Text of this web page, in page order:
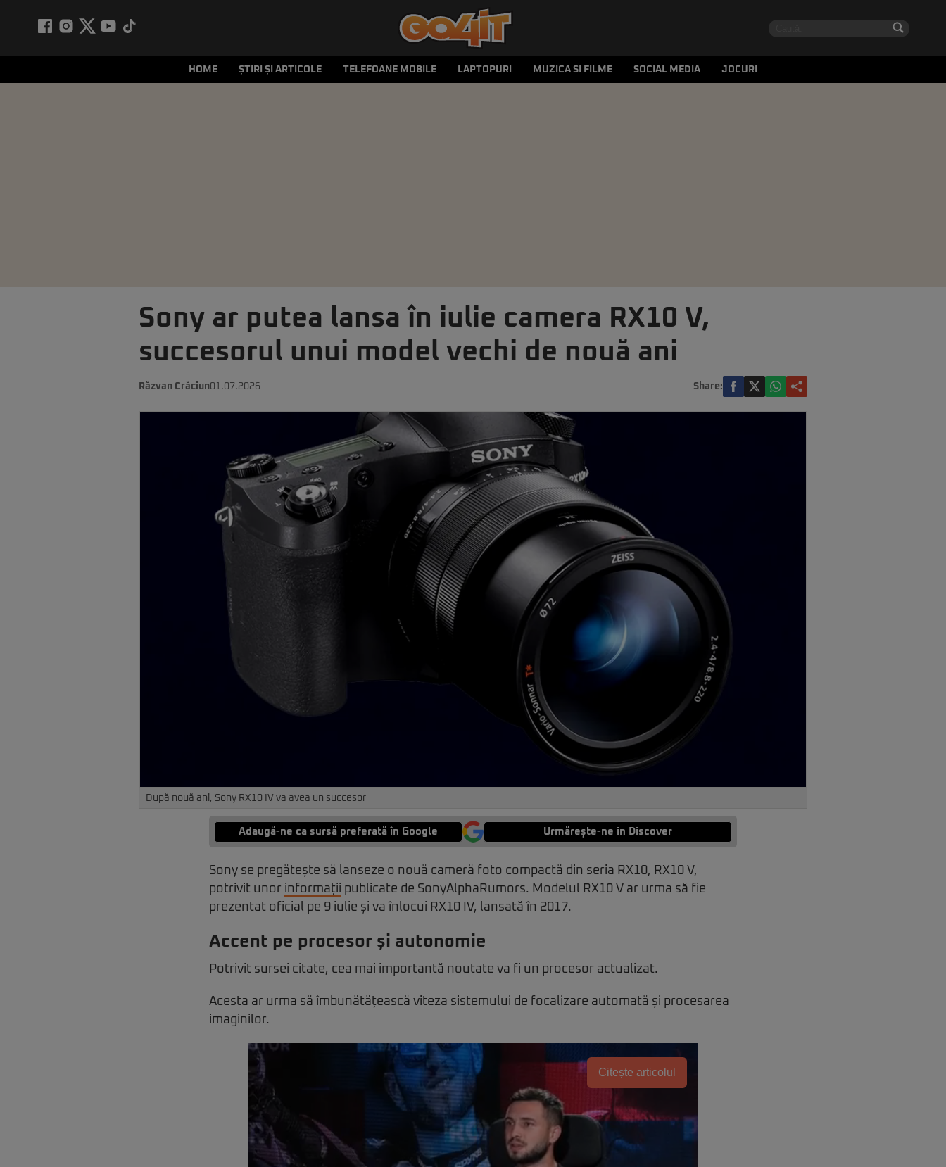
HOME ȘTIRI ȘI ARTICOLE TELEFOANE MOBILE LAPTOPURI MUZICA SI FILME SOCIAL MEDIA JOCURI
Sony ar putea lansa în iulie camera RX10 V,
succesorul unui model vechi de nouă ani
Răzvan Crăciun01.07.2026 Share:
După nouă ani, Sony RX10 IV va avea un succesor
Adaugă-ne ca sursă preferată în Google Urmărește-ne in Discover
Sony se pregătește să lanseze o nouă cameră foto compactă din seria RX10, RX10 V,
potrivit unor informații publicate de SonyAlphaRumors. Modelul RX10 V ar urma să fie
prezentat oficial pe 9 iulie și va înlocui RX10 IV, lansată în 2017.
Accent pe procesor și autonomie
Potrivit sursei citate, cea mai importantă noutate va fi un procesor actualizat.
Acesta ar urma să îmbunătățească viteza sistemului de focalizare automată și procesarea
imaginilor.
Citește articolul